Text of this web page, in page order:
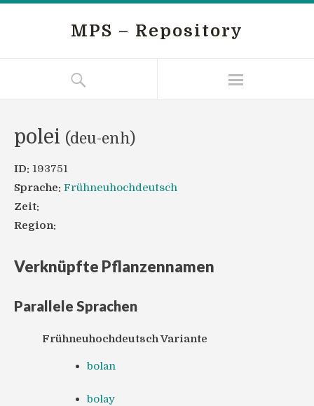
MPS – Repository
polei (deu-enh)
ID: 193751
Sprache: Frühneuhochdeutsch
Zeit:
Region:
Verknüpfte Pflanzennamen
Parallele Sprachen
Frühneuhochdeutsch Variante
bolan
bolay